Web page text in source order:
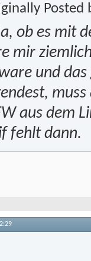
Posted
ob es mit
mir
und
muss
aus dem
fehlt dann.